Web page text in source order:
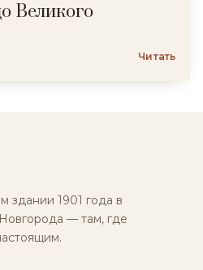
Великого
Читать
здании 1901 года в
— там, где